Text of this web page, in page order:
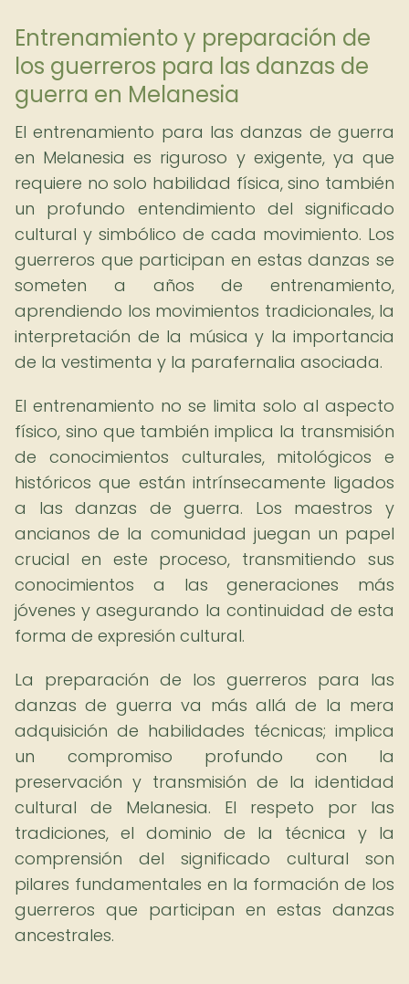
Entrenamiento y preparación de
los guerreros para las danzas de
guerra en Melanesia
El entrenamiento para las danzas de guerra
en Melanesia es riguroso y exigente, ya que
requiere no solo habilidad física, sino también
un profundo entendimiento del significado
cultural y simbólico de cada movimiento. Los
guerreros que participan en estas danzas se
someten a años de entrenamiento,
aprendiendo los movimientos tradicionales, la
interpretación de la música y la importancia
de la vestimenta y la parafernalia asociada.
El entrenamiento no se limita solo al aspecto
físico, sino que también implica la transmisión
de conocimientos culturales, mitológicos e
históricos que están intrínsecamente ligados
a las danzas de guerra. Los maestros y
ancianos de la comunidad juegan un papel
crucial en este proceso, transmitiendo sus
conocimientos a las generaciones más
jóvenes y asegurando la continuidad de esta
forma de expresión cultural.
La preparación de los guerreros para las
danzas de guerra va más allá de la mera
adquisición de habilidades técnicas; implica
un compromiso profundo con la
preservación y transmisión de la identidad
cultural de Melanesia. El respeto por las
tradiciones, el dominio de la técnica y la
comprensión del significado cultural son
pilares fundamentales en la formación de los
guerreros que participan en estas danzas
ancestrales.